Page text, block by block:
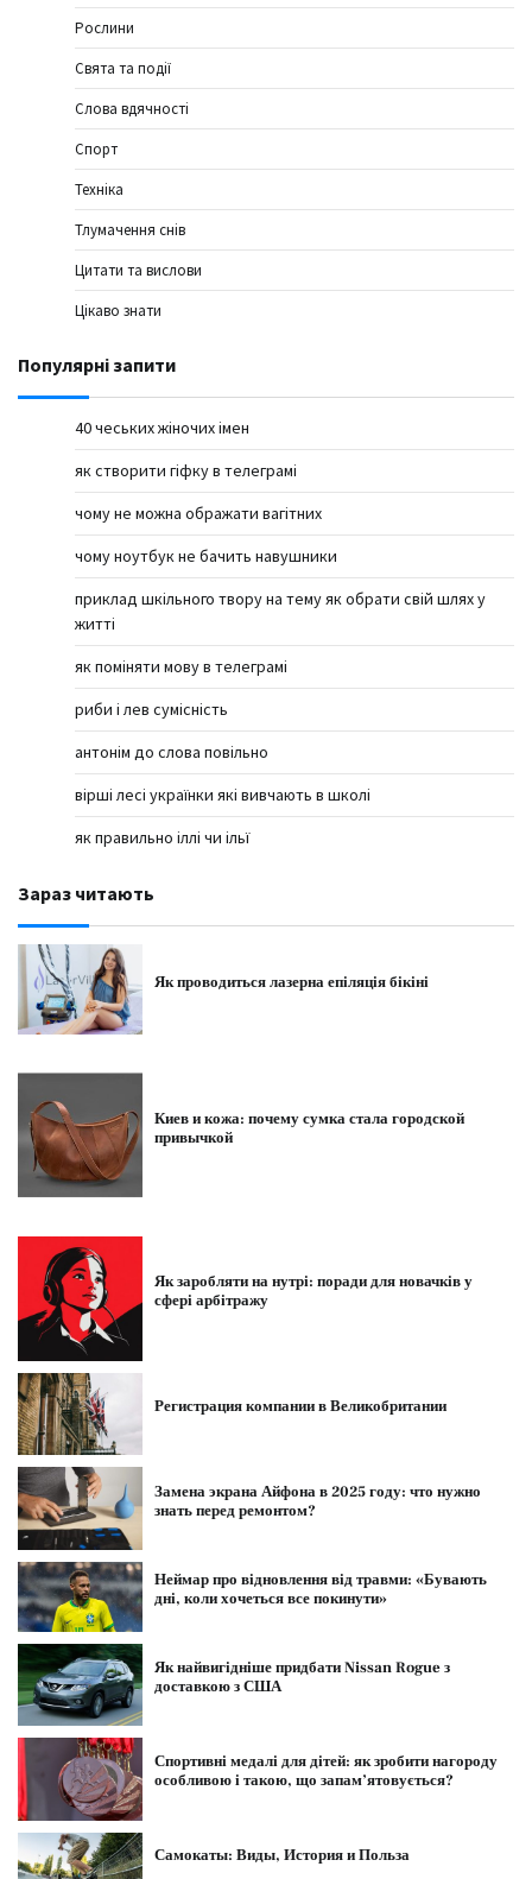
Рослини
Свята та події
Слова вдячності
Спорт
Техніка
Тлумачення снів
Цитати та вислови
Цікаво знати
Популярні запити
40 чеських жіночих імен
як створити гіфку в телеграмі
чому не можна ображати вагітних
чому ноутбук не бачить навушники
приклад шкільного твору на тему як обрати свій шлях у
житті
як поміняти мову в телеграмі
риби і лев сумісність
антонім до слова повільно
вірші лесі українки які вивчають в школі
як правильно іллі чи ільї
Зараз читають
Як проводиться лазерна епіляція бікіні
Киев и кожа: почему сумка стала городской
привычкой
Як заробляти на нутрі: поради для новачків у
сфері арбітражу
Регистрация компании в Великобритании
Замена экрана Айфона в 2025 году: что нужно
знать перед ремонтом?
Неймар про відновлення від травми: «Бувають
дні, коли хочеться все покинути»
Як найвигідніше придбати Nissan Rogue з
доставкою з США
Спортивні медалі для дітей: як зробити нагороду
особливою і такою, що запам’ятовується?
Самокаты: Виды, История и Польза